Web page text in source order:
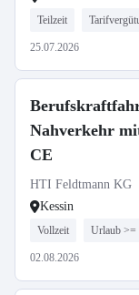
Teilzeit
25.07.2026
Nahverkehr
CE
HTI Feldtmann KG
Kessin
Vollzeit Urlaub >=
02.08.2026